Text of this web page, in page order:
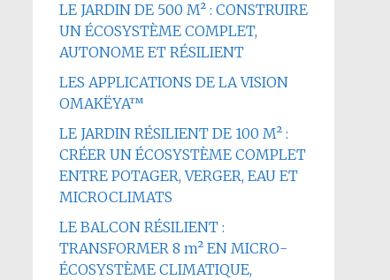
LE JARDIN DE 500 M² : CONSTRUIRE
UN ÉCOSYSTÈME COMPLET,
AUTONOME ET RÉSILIENT
LES APPLICATIONS DE LA VISION
OMAKËYA™
LE JARDIN RÉSILIENT DE 100 M² :
CRÉER UN ÉCOSYSTÈME COMPLET
ENTRE POTAGER, VERGER, EAU ET
MICROCLIMATS
LE BALCON RÉSILIENT :
TRANSFORMER 8 m² EN MICRO-
ÉCOSYSTÈME CLIMATIQUE,